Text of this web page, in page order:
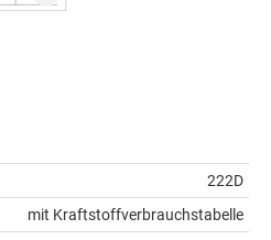
222D
mit Kraftstoffverbrauchstabelle